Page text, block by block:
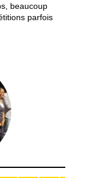
beaucoup
parfois
la part des